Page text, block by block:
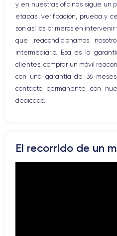
y en nuestras oficinas sigue un
etapas: verificación, prueba y
son así los primeros en
que reacondicionamos
intermediario. Esa es la
clientes, comprar un móvil
con una garantía de 36
contacto permanente con
dedicado.
El recorrido de un